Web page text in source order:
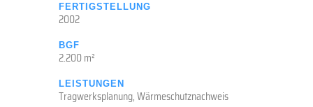
FERTIGSTELLUNG
2002
BGF
2.200 m²
LEISTUNGEN
Tragwerksplanung, Wärmeschutznachweis